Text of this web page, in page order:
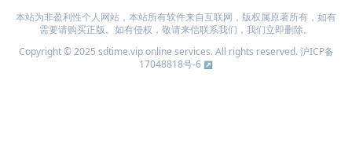
本站为非盈利性个人网站，本站所有软件来自互联网，版权属原著所有，如有
需要请购买正版。如有侵权，敬请来信联系我们，我们立即删除。
Copyright © 2025 sdtime.vip online services. All rights reserved.沪ICP备
17048818号-6